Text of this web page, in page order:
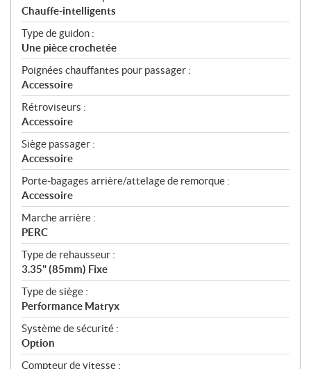
Chauffe-intelligents
Type de guidon :
Une pièce crochetée
Poignées chauffantes pour passager :
Accessoire
Rétroviseurs :
Accessoire
Siège passager :
Accessoire
Porte-bagages arrière/attelage de remorque :
Accessoire
Marche arrière :
PERC
Type de rehausseur :
3.35" (85mm) Fixe
Type de siège :
Performance Matryx
Système de sécurité :
Option
Compteur de vitesse :